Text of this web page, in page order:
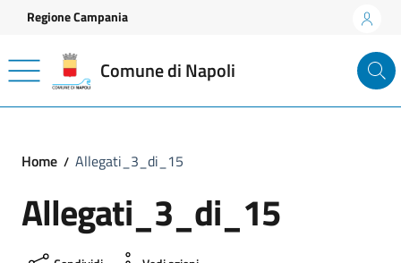
Vai ai contenuti
Vai al footer
Regione Campania
Comune di Napoli
Home Allegati_3_di_15
Allegati_3_di_15